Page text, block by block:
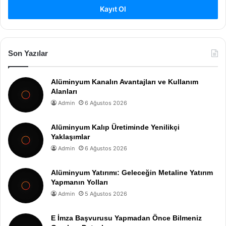
Kayıt Ol
Son Yazılar
Alüminyum Kanalın Avantajları ve Kullanım
Alanları
Admin 6 Ağustos 2026
Alüminyum Kalıp Üretiminde Yenilikçi
Yaklaşımlar
Admin 6 Ağustos 2026
Alüminyum Yatırımı: Geleceğin Metaline Yatırım
Yapmanın Yolları
Admin 5 Ağustos 2026
E İmza Başvurusu Yapmadan Önce Bilmeniz